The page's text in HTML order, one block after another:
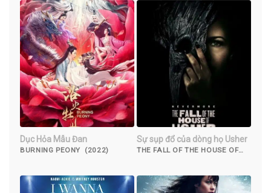
Dục Hỏa Mẫu Đan
BURNING PEONY (2022)
Sự sụp đổ của dòng họ Usher
THE FALL OF THE HOUSE OF